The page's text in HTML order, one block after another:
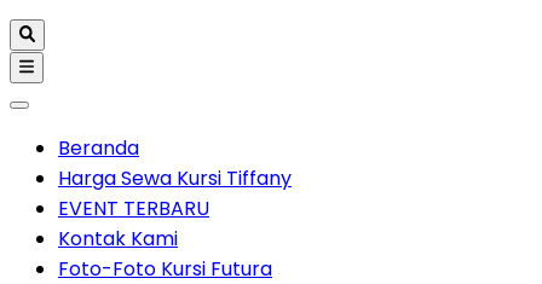
Beranda
Harga Sewa Kursi Tiffany
EVENT TERBARU
Kontak Kami
Foto-Foto Kursi Futura